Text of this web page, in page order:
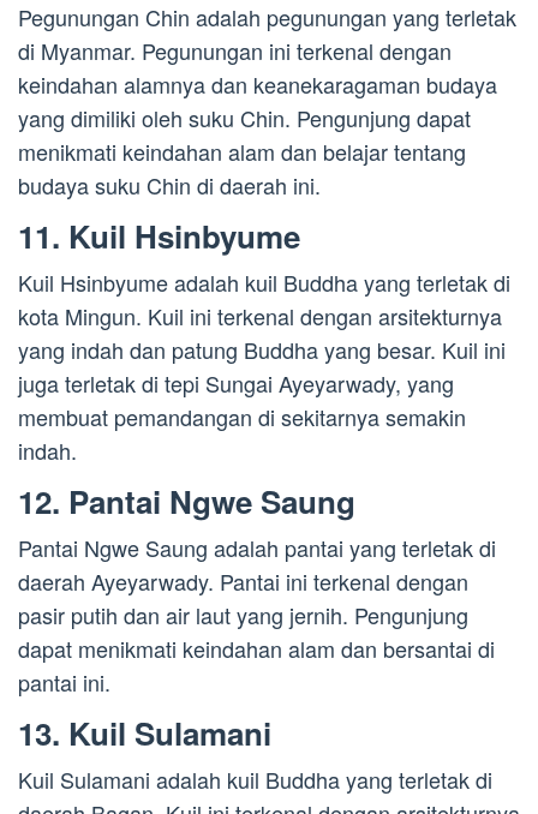
Pegunungan Chin adalah pegunungan yang terletak
di Myanmar. Pegunungan ini terkenal dengan
keindahan alamnya dan keanekaragaman budaya
yang dimiliki oleh suku Chin. Pengunjung dapat
menikmati keindahan alam dan belajar tentang
budaya suku Chin di daerah ini.
11. Kuil Hsinbyume
Kuil Hsinbyume adalah kuil Buddha yang terletak di
kota Mingun. Kuil ini terkenal dengan arsitekturnya
yang indah dan patung Buddha yang besar. Kuil ini
juga terletak di tepi Sungai Ayeyarwady, yang
membuat pemandangan di sekitarnya semakin
indah.
12. Pantai Ngwe Saung
Pantai Ngwe Saung adalah pantai yang terletak di
daerah Ayeyarwady. Pantai ini terkenal dengan
pasir putih dan air laut yang jernih. Pengunjung
dapat menikmati keindahan alam dan bersantai di
pantai ini.
13. Kuil Sulamani
Kuil Sulamani adalah kuil Buddha yang terletak di